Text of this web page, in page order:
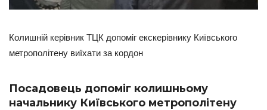
Колишній керівник ТЦК допоміг екскерівнику Київського
метрополітену виїхати за кордон
Посадовець допоміг колишньому
начальнику Київського метрополітену